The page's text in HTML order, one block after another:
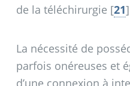
de la téléchirurgie [21]
La nécessité de
parfois onéreuses et
d’une connexion à